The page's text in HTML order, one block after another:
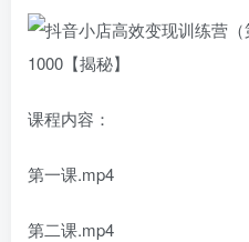
课程内容：
第一课.mp4
第二课.mp4